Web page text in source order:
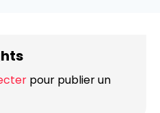
pour publier un